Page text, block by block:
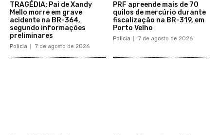
TRAGÉDIA: Pai de Xandy
Mello morre em grave
acidente na BR-364,
segundo informações
preliminares
Policia 7 de agosto de 2026
PRF apreende mais de 70
quilos de mercúrio durante
fiscalização na BR-319, em
Porto Velho
Policia 7 de agosto de 2026